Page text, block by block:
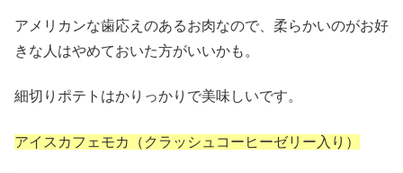
アメリカンな歯応えのあるお肉なので、柔らかいのがお好
きな人はやめておいた方がいいかも。
細切りポテトはかりっかりで美味しいです。
アイスカフェモカ（クラッシュコーヒーゼリー入り）